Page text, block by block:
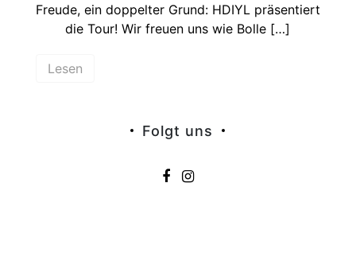
Freude, ein doppelter Grund: HDIYL präsentiert
die Tour! Wir freuen uns wie Bolle […]
Lesen
Folgt uns